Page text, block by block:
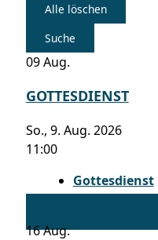
Alle löschen
Suche
09Aug.
GOTTESDIENST
So., 9. Aug. 2026
11:00
Gottesdienst
16Aug.